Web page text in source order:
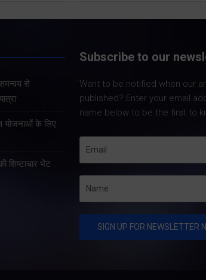
से
योजनाओं के लिए
शिष्टाचार भेंट
Subscribe to our
Want to be notified when our
published? Enter your email
name below to be the first to
मुख्य
ने गुरुवार को
परिचालन
में लगातार
विस्तृत समीक्षा
Share Now
Share
मुख्यमंत्री पुष्कर सिंह
कुशल नेतृत्व एवं राज्य
सुचारु रूप से